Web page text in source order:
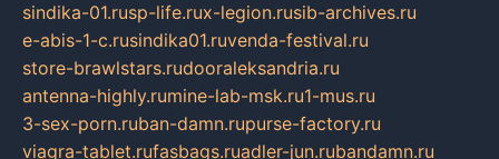
sindika-01.rusp-life.rux-legion.rusib-archives.ru
e-abis-1-c.rusindika01.ruvenda-festival.ru
store-brawlstars.rudooraleksandria.ru
antenna-highly.rumine-lab-msk.ru1-mus.ru
3-sex-porn.ruban-damn.rupurse-factory.ru
viagra-tablet.rufasbags.ruadler-jun.rubandamn.ru